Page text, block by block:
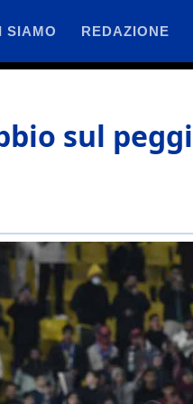
SIAMO REDAZIONE
sul